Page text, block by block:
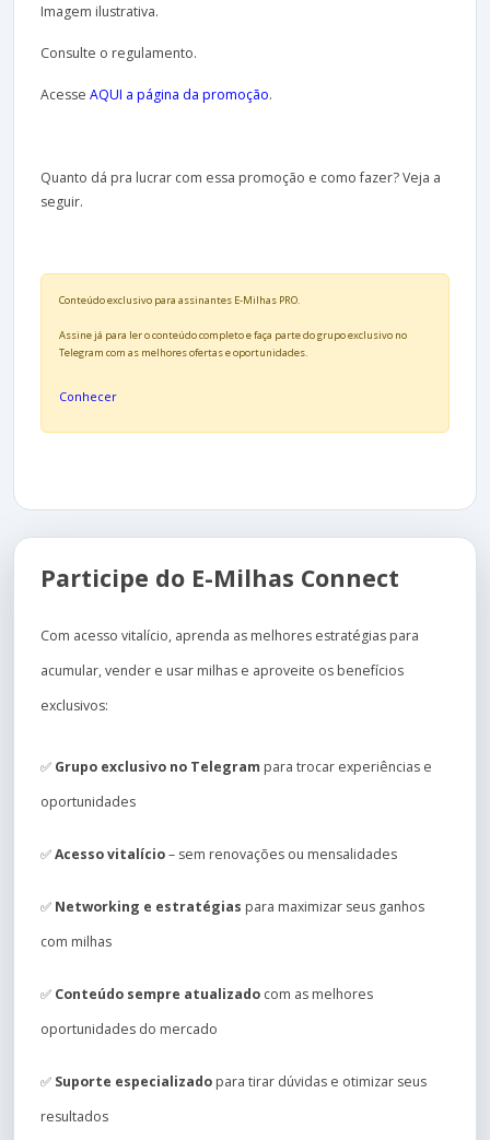
Imagem ilustrativa.
Consulte o regulamento.
Acesse AQUI a página da promoção.
Quanto dá pra lucrar com essa promoção e como fazer? Veja a
seguir.
Conteúdo exclusivo para assinantes E-Milhas PRO.
Assine já para ler o conteúdo completo e faça parte do grupo exclusivo no
Telegram com as melhores ofertas e oportunidades.
Conhecer
Participe do E-Milhas Connect
Com acesso vitalício, aprenda as melhores estratégias para
acumular, vender e usar milhas e aproveite os benefícios
exclusivos:
✅ Grupo exclusivo no Telegram para trocar experiências e
oportunidades
✅Acesso vitalício– sem renovações ou mensalidades
✅ Networking e estratégias para maximizar seus ganhos
com milhas
✅ Conteúdo sempre atualizado com as melhores
oportunidades do mercado
✅ Suporte especializado para tirar dúvidas e otimizar seus
resultados